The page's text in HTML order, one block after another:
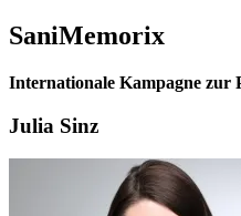
SaniMemorix
Internationale Kampagne zur
Julia Sinz